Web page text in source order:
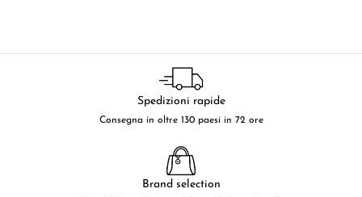
Spedizioni rapide
Consegna in oltre 130 paesi in 72 ore
Brand selection